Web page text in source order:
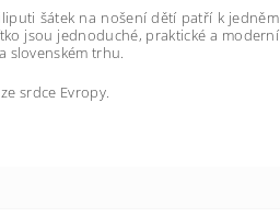
šátek na nošení dětí patří k
jsou jednoduché, praktické a
slovenském trhu.
srdce Evropy.